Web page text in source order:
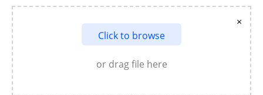
Click to browse
or drag file here
×